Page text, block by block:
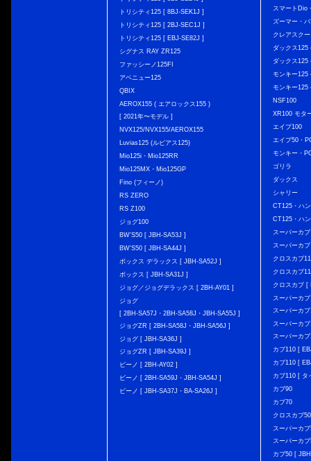
トリシティ125 [ 8BJ-SEK1J ]
トリシティ125 [ 2BJ-SEC1J ]
トリシティ125 [ EBJ-SE82J ]
シグナス RAY ZR125
ファッシーノ125FI
アベニュー125
QBIX
AEROX155 ( エアロックス155 )
[ 2021年〜モデル ]
NVX125/NVX155/AEROX155
Luvias125 (ルビアス125)
Mio125i・Mio125RR
Mio125MX・Mio125GP
Fino (フィーノ)
RS ZERO
RS Z100
ジョグ100
BW'S50 [ JBH-SA53J ]
BW'S50 [ JBH-SA44J ]
ボックス デラックス [ JBH-SA52J ]
ボックス [ JBH-SA31J ]
ジョグ／ジョグデラックス [ 2BH-AY01 ]
ジョグ
[ 2BH-SA57J・2BH-SA58J・JBH-SA55J ]
ジョグZR [ 2BH-SA58J・JBH-SA56J ]
ジョグ [ JBH-SA36J ]
ジョグZR [ JBH-SA39J ]
ビーノ [ 2BH-AY02 ]
ビーノ [ 2BH-SA59J・JBH-SA54J ]
ビーノ [ JBH-SA37J・BA-SA26J ]
スマートDio
ズーマー・
クレアスク
ダックス
ダックス
モンキー
モンキー125
NSF100
XR100 モタ
エイプ100
エイプ50・
モンキー・
ゴリラ
ダックス
シャリー
CT125・ハ
CT125・ハ
スーパーカ
スーパーカ
クロスカブ
クロスカブ
クロスカブ [
スーパーカ
スーパーカ
スーパーカ
スーパーカ
カブ110 [
カブ110 [
カブ110 [ タ
カブ90
カブ70
クロスカブ
スーパーカ
スーパーカ
カブ50 [